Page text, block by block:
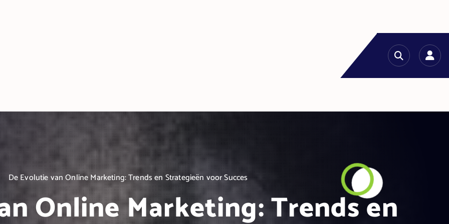
De Evolutie van Online Marketing: Trends en Strategieën voor Succes
Online Marketing: Trends en